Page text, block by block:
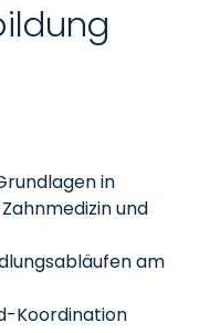
in
und
am
Koordination